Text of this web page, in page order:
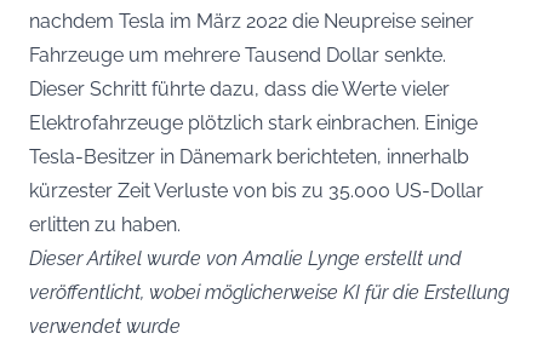
nachdem Tesla im März 2022 die Neupreise seiner
Fahrzeuge um mehrere Tausend Dollar senkte.
Dieser Schritt führte dazu, dass die Werte vieler
Elektrofahrzeuge plötzlich stark einbrachen. Einige
Tesla-Besitzer in Dänemark berichteten, innerhalb
kürzester Zeit Verluste von bis zu 35.000 US-Dollar
erlitten zu haben.
Dieser Artikel wurde von Amalie Lynge erstellt und
veröffentlicht, wobei möglicherweise KI für die Erstellung
verwendet wurde